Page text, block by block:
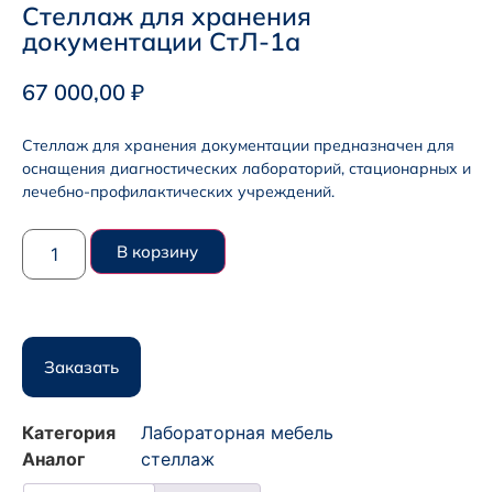
Стеллаж для хранения
документации СтЛ-1а
67 000,00 ₽
Стеллаж для хранения документации предназначен для
оснащения диагностических лабораторий, стационарных и
лечебно-профилактических учреждений.
В корзину
Заказать
Категория
Лабораторная мебель
Аналог
стеллаж